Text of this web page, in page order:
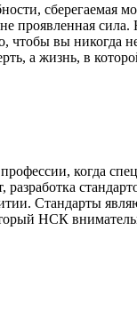
сберегаемая
проявленная
чтобы вы никогда
а жизнь, в
когда
Стандарты
НСК